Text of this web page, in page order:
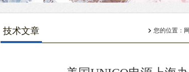
技术文章 您的位置：